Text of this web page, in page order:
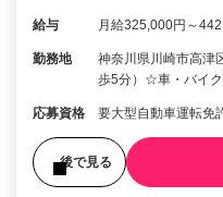
給与 月給325,000円～
勤務地
神奈川県川崎市高津
歩5分）☆車・バイク
応募資格 要大型自動車運転免
後で見る